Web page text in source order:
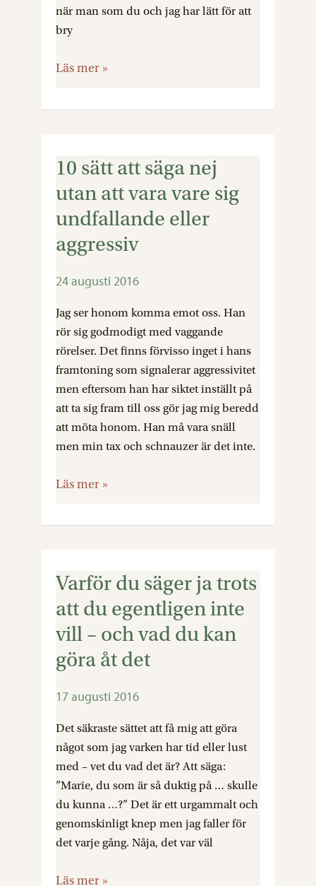
när man som du och jag har lätt för att
bry
Läs mer »
10 sätt att säga nej
utan att vara vare sig
undfallande eller
aggressiv
24 augusti 2016
Jag ser honom komma emot oss. Han
rör sig godmodigt med vaggande
rörelser. Det finns förvisso inget i hans
framtoning som signalerar aggressivitet
men eftersom han har siktet inställt på
att ta sig fram till oss gör jag mig beredd
att möta honom. Han må vara snäll
men min tax och schnauzer är det inte.
10
att
säga
nej
utan
att
vare
sig
undfallande
eller
aggressiv
Läs mer »
Varför du säger ja trots
att du egentligen inte
vill – och vad du kan
göra åt det
17 augusti 2016
Det säkraste sättet att få mig att göra
något som jag varken har tid eller lust
med – vet du vad det är? Att säga:
”Marie, du som är så duktig på … skulle
du kunna …?” Det är ett urgammalt och
genomskinligt knep men jag faller för
det varje gång. Nåja, det var väl
Varför
säger
ja
trots
att
du
inte
vill
–
och
vad
du
kan
Läs mer »